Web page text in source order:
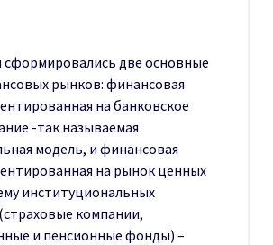
сформировались две основные
рынков: финансовая
на банковское
-так называемая
модель, и финансовая
на рынок ценных
институциональных
компании,
и пенсионные фонды) –